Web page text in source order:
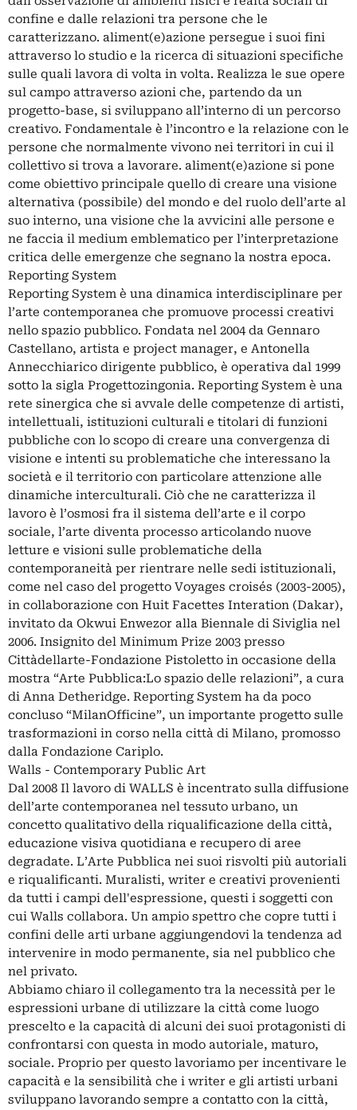
confine e dalle relazioni tra persone che le
caratterizzano. aliment(e)azione persegue i suoi fini
attraverso lo studio e la ricerca di situazioni specifiche
sulle quali lavora di volta in volta. Realizza le sue opere
sul campo attraverso azioni che, partendo da un
progetto-base, si sviluppano all’interno di un percorso
creativo. Fondamentale è l’incontro e la relazione con le
persone che normalmente vivono nei territori in cui il
collettivo si trova a lavorare. aliment(e)azione si pone
come obiettivo principale quello di creare una visione
alternativa (possibile) del mondo e del ruolo dell’arte al
suo interno, una visione che la avvicini alle persone e
ne faccia il medium emblematico per l’interpretazione
critica delle emergenze che segnano la nostra epoca.
Reporting System
Reporting System è una dinamica interdisciplinare per
l’arte contemporanea che promuove processi creativi
nello spazio pubblico. Fondata nel 2004 da Gennaro
Castellano, artista e project manager, e Antonella
Annecchiarico dirigente pubblico, è operativa dal 1999
sotto la sigla Progettozingonia. Reporting System è una
rete sinergica che si avvale delle competenze di artisti,
intellettuali, istituzioni culturali e titolari di funzioni
pubbliche con lo scopo di creare una convergenza di
visione e intenti su problematiche che interessano la
società e il territorio con particolare attenzione alle
dinamiche interculturali. Ciò che ne caratterizza il
lavoro è l’osmosi fra il sistema dell’arte e il corpo
sociale, l’arte diventa processo articolando nuove
letture e visioni sulle problematiche della
contemporaneità per rientrare nelle sedi istituzionali,
come nel caso del progetto Voyages croisés (2003-2005),
in collaborazione con Huit Facettes Interation (Dakar),
invitato da Okwui Enwezor alla Biennale di Siviglia nel
2006. Insignito del Minimum Prize 2003 presso
Cittàdellarte-Fondazione Pistoletto in occasione della
mostra “Arte Pubblica:Lo spazio delle relazioni”, a cura
di Anna Detheridge. Reporting System ha da poco
concluso “MilanOfficine”, un importante progetto sulle
trasformazioni in corso nella città di Milano, promosso
dalla Fondazione Cariplo.
Walls - Contemporary Public Art
Dal 2008 Il lavoro di WALLS è incentrato sulla diffusione
dell’arte contemporanea nel tessuto urbano, un
concetto qualitativo della riqualificazione della città,
educazione visiva quotidiana e recupero di aree
degradate. L’Arte Pubblica nei suoi risvolti più autoriali
e riqualificanti. Muralisti, writer e creativi provenienti
da tutti i campi dell'espressione, questi i soggetti con
cui Walls collabora. Un ampio spettro che copre tutti i
confini delle arti urbane aggiungendovi la tendenza ad
intervenire in modo permanente, sia nel pubblico che
nel privato.
Abbiamo chiaro il collegamento tra la necessità per le
espressioni urbane di utilizzare la città come luogo
prescelto e la capacità di alcuni dei suoi protagonisti di
confrontarsi con questa in modo autoriale, maturo,
sociale. Proprio per questo lavoriamo per incentivare le
capacità e la sensibilità che i writer e gli artisti urbani
sviluppano lavorando sempre a contatto con la città,